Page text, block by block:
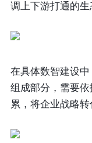
调上下游打通的生
在具体数智建设
组成部分，需要
累，将企业战略转